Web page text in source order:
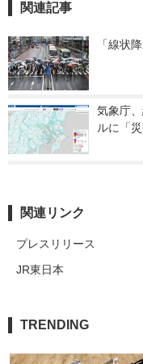
関連記事
「線状
気象庁
ルに「
関連リンク
プレスリリース
JR東日本
TRENDING